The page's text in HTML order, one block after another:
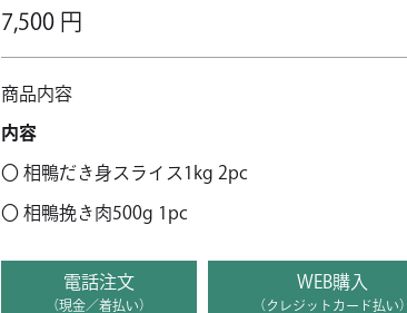
7,500 円
商品内容
内容
〇 相鴨だき身スライス1kg 2pc
〇 相鴨挽き肉500g 1pc
電話注文
（現金／着払い）
WEB購入
（クレジットカード払い）